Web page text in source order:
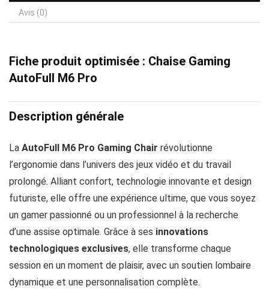
Avis (0)
Fiche produit optimisée : Chaise Gaming
AutoFull M6 Pro
Description générale
La AutoFull M6 Pro Gaming Chair révolutionne
l’ergonomie dans l’univers des jeux vidéo et du travail
prolongé. Alliant confort, technologie innovante et design
futuriste, elle offre une expérience ultime, que vous soyez
un gamer passionné ou un professionnel à la recherche
d’une assise optimale. Grâce à ses innovations
technologiques exclusives, elle transforme chaque
session en un moment de plaisir, avec un soutien lombaire
dynamique et une personnalisation complète.